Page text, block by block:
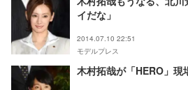
イだな」
2014.07.10 22:51
モデルプレス
木村拓哉が「HERO」